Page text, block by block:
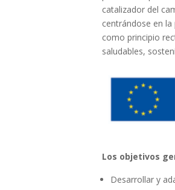
catalizador del
centrándose en
como principio
saludables,
Los objetivos
Desarrollar y